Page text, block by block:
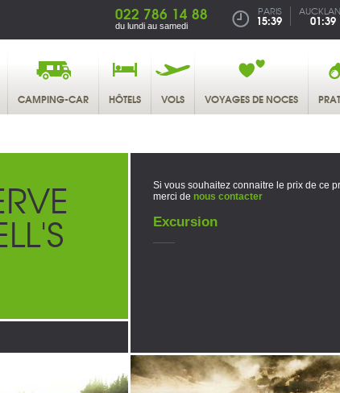
022 786 14 88
du lundi au samedi
PARIS
15:39 01:39
CAMPING-CAR HÔTELS VOLS VOYAGES DE NOCES
Si vous souhaitez connaitre le prix de ce
merci de nous contacter
Excursion